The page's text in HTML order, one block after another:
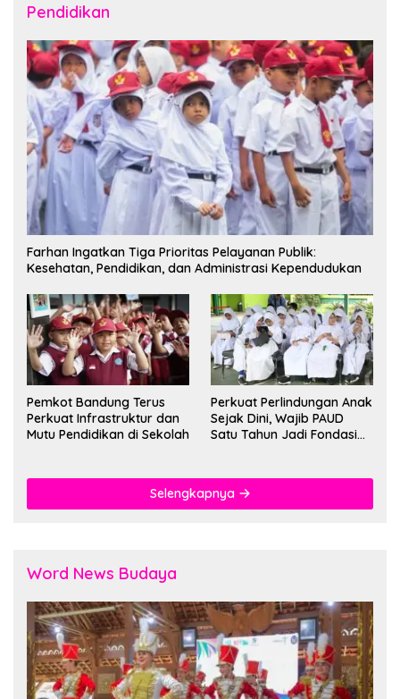
Pendidikan
Farhan Ingatkan Tiga Prioritas Pelayanan Publik:
Kesehatan, Pendidikan, dan Administrasi Kependudukan
Pemkot Bandung Terus
Perkuat Infrastruktur dan
Mutu Pendidikan di Sekolah
Perkuat Perlindungan Anak
Sejak Dini, Wajib PAUD
Satu Tahun Jadi Fondasi
Selengkapnya
Word News Budaya